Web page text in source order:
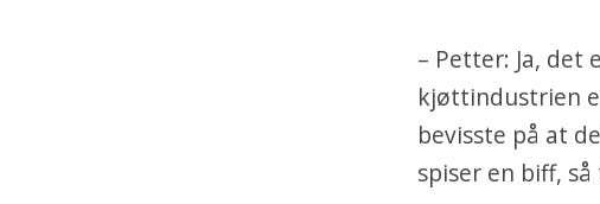
– Petter: Ja,
kjøttindustrien
bevisste på at
spiser en biff,